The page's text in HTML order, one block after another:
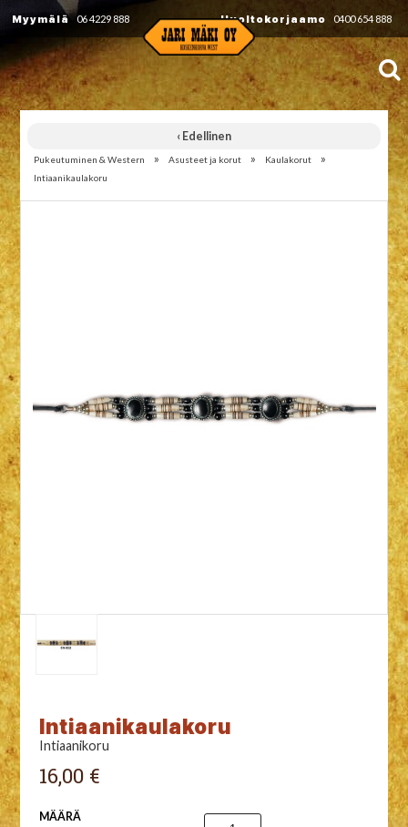
Myymälä 06 4229 888 Huoltokorjaamo 0400 654 888
‹ Edellinen
Pukeutuminen & Western » Asusteet ja korut » Kaulakorut »
Intiaanikaulakoru
Intiaanikaulakoru
Intiaanikoru
16,00 €
MÄÄRÄ